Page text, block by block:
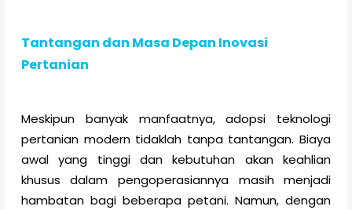
Tantangan dan Masa Depan Inovasi
Pertanian
Meskipun banyak manfaatnya, adopsi teknologi
pertanian modern tidaklah tanpa tantangan. Biaya
awal yang tinggi dan kebutuhan akan keahlian
khusus dalam pengoperasiannya masih menjadi
hambatan bagi beberapa petani. Namun, dengan